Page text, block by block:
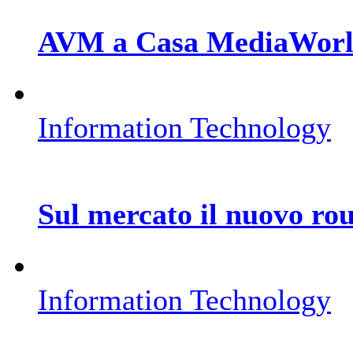
AVM a Casa
Information Technology
Sul mercato il nuovo
Information Technology